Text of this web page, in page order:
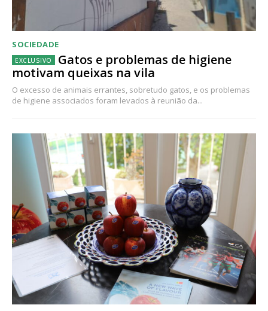
SOCIEDADE
Gatos e problemas de higiene
motivam queixas na vila
O excesso de animais errantes, sobretudo gatos, e os problemas
de higiene associados foram levados à reunião da...